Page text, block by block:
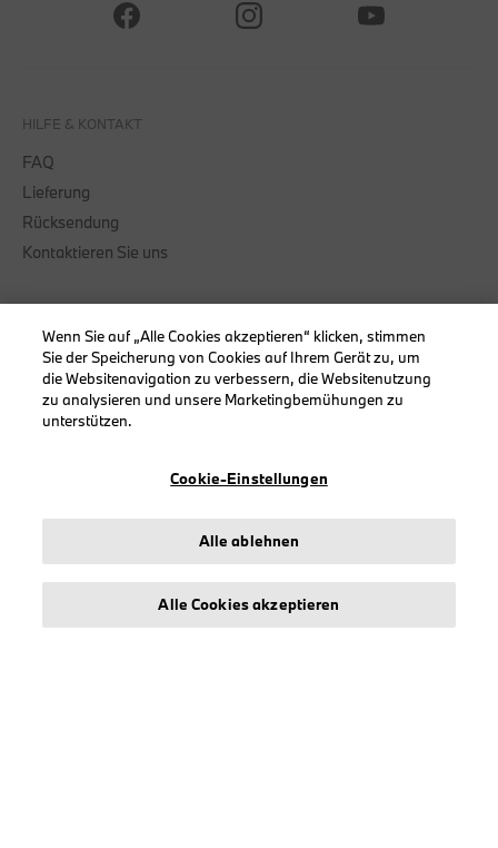
HILFE & KONTAKT
FAQ
Lieferung
Rücksendung
Kontaktieren Sie uns
SCHNELLLINKS
Sendung verfolgen
Wenn Sie auf „Alle Cookies akzeptieren“ klicken, stimmen
Sie der Speicherung von Cookies auf Ihrem Gerät zu, um
die Websitenavigation zu verbessern, die Websitenutzung
zu analysieren und unsere Marketingbemühungen zu
unterstützen.
Cookie-Einstellungen
Alle ablehnen
Alle Cookies akzeptieren